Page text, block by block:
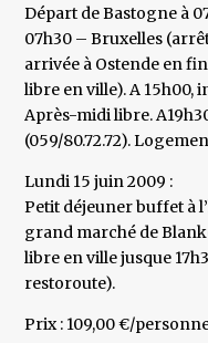
Départ de Bastogne à
07h30 – Bruxelles
arrivée à Ostende en
libre en ville). A 15h00,
Après-midi libre.
(059/80.72.72).
Lundi 15 juin 2009 :
Petit déjeuner buffet à
grand marché de
libre en ville jusque
restoroute).
Prix : 109,00 €/